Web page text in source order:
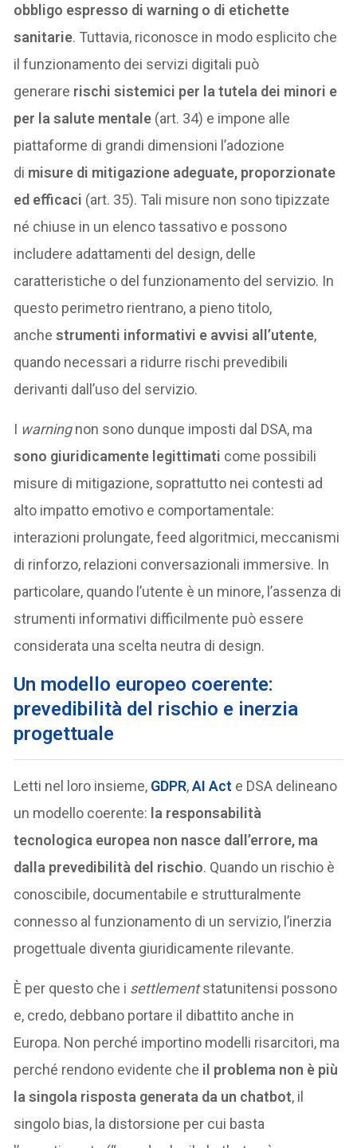
obbligo espresso di warning o di etichette
sanitarie. Tuttavia, riconosce in modo esplicito che
il funzionamento dei servizi digitali può
generare rischi sistemici per la tutela dei minori e
per la salute mentale (art. 34) e impone alle
piattaforme di grandi dimensioni l’adozione
di misure di mitigazione adeguate, proporzionate
ed efficaci (art. 35). Tali misure non sono tipizzate
né chiuse in un elenco tassativo e possono
includere adattamenti del design, delle
caratteristiche o del funzionamento del servizio. In
questo perimetro rientrano, a pieno titolo,
anchestrumenti informativi e avvisi all’utente,
quando necessari a ridurre rischi prevedibili
derivanti dall’uso del servizio.
I warningnon sono dunque imposti dal DSA, ma
sono giuridicamente legittimati come possibili
misure di mitigazione, soprattutto nei contesti ad
alto impatto emotivo e comportamentale:
interazioni prolungate, feed algoritmici, meccanismi
di rinforzo, relazioni conversazionali immersive. In
particolare, quando l’utente è un minore, l’assenza di
strumenti informativi difficilmente può essere
considerata una scelta neutra di design.
Un modello europeo coerente:
prevedibilità del rischio e inerzia
progettuale
Letti nel loro insieme, GDPR,AI Act e DSA delineano
un modello coerente: la responsabilità
tecnologica europea non nasce dall’errore, ma
dalla prevedibilità del rischio. Quando un rischio è
conoscibile, documentabile e strutturalmente
connesso al funzionamento di un servizio, l’inerzia
progettuale diventa giuridicamente rilevante.
È per questo che i settlementstatunitensi possono
e, credo, debbano portare il dibattito anche in
Europa. Non perché importino modelli risarcitori, ma
perché rendono evidente che il problema non è più
la singola risposta generata da un chatbot, il
singolo bias, la distorsione per cui basta